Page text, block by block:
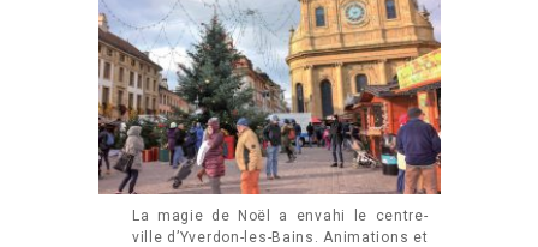
La magie de Noël a envahi le centre-
ville d’Yverdon-les-Bains. Animations et